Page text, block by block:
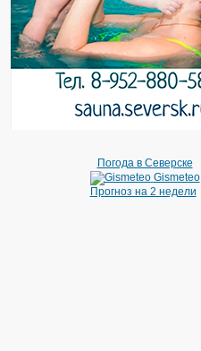
Погода в Северске
Gismeteo
Прогноз на 2 недели